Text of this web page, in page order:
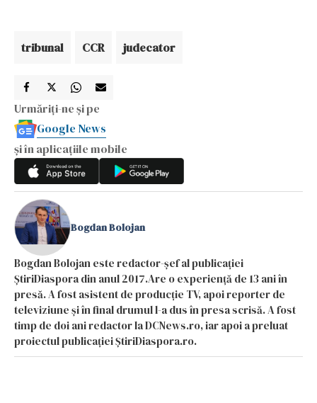
tribunal CCR judecator
Urmăriți-ne și pe
Google News
și în aplicațiile mobile
Bogdan Bolojan
Bogdan Bolojan este redactor-șef al publicației
ȘtiriDiaspora din anul 2017.Are o experiență de 13 ani în
presă. A fost asistent de producție TV, apoi reporter de
televiziune și în final drumul l-a dus în presa scrisă. A fost
timp de doi ani redactor la DCNews.ro, iar apoi a preluat
proiectul publicației ȘtiriDiaspora.ro.